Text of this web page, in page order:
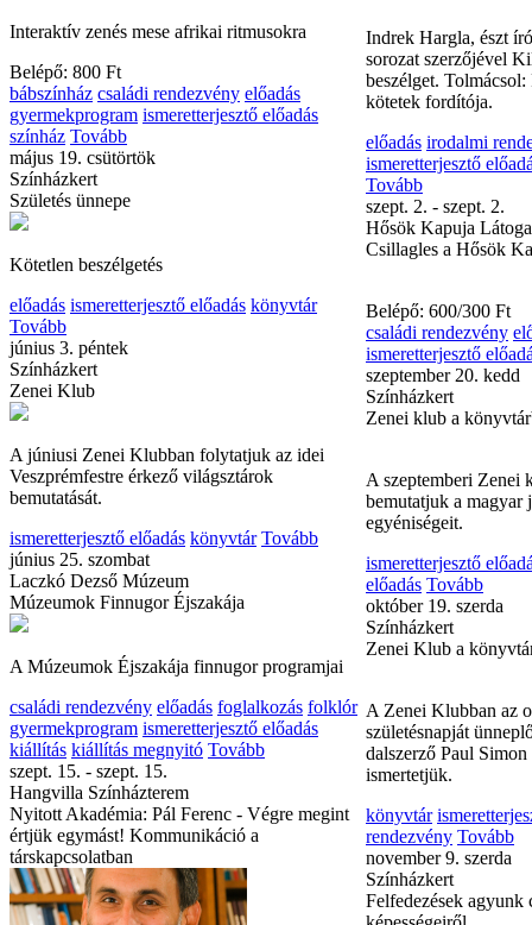
Interaktív zenés mese afrikai ritmusokra
Belépő: 800 Ft
bábszínház családi rendezvény előadás
gyermekprogram ismeretterjesztő előadás
színház Tovább
május 19. csütörtök
Színházkert
Születés ünnepe
Kötetlen beszélgetés
előadás ismeretterjesztő előadás könyvtár
Tovább
június 3. péntek
Színházkert
Zenei Klub
A júniusi Zenei Klubban folytatjuk az idei
Veszprémfestre érkező világsztárok
bemutatását.
ismeretterjesztő előadás könyvtár Tovább
június 25. szombat
Laczkó Dezső Múzeum
Múzeumok Finnugor Éjszakája
A Múzeumok Éjszakája finnugor programjai
családi rendezvény előadás foglalkozás folklór
gyermekprogram ismeretterjesztő előadás
kiállítás kiállítás megnyitó Tovább
szept. 15. - szept. 15.
Hangvilla Színházterem
Nyitott Akadémia: Pál Ferenc - Végre megint
értjük egymást! Kommunikáció a
társkapcsolatban
Művészetek Háza
SzimPATIKUS
előzetes: Író-olvasó
könyvbemutató és a
eredményhirdetése
Indrek Hargla, észt
sorozat szerzőjével
beszélget.
kötetek fordítója.
ismeretterjesztő
Tovább
szept. 2. - szept. 2.
Hősök Kapuja
Csillagles a Hősök
családi rendezvény
ismeretterjesztő
szeptember 20. kedd
Zenei klub a
A szeptemberi Zenei
bemutatjuk a magyar
ismeretterjesztő
előadás Tovább
október 19. szerda
Színházkert
A Zenei Klubban az
születésnapját
dalszerző Paul
ismertetjük.